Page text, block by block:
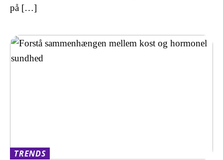
på […]
TRENDS